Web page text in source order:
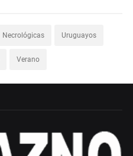
Necrológicas Uruguayos
Verano